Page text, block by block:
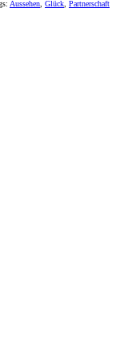
Aussehen Glück Partnerschaft